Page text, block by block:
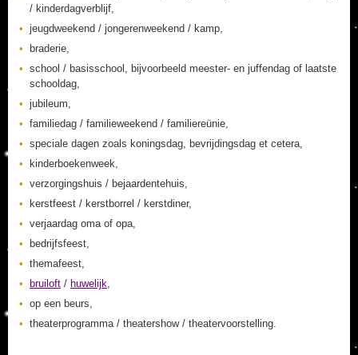
/ kinderdagverblijf,
jeugdweekend / jongerenweekend / kamp,
braderie,
school / basisschool, bijvoorbeeld meester- en juffendag of laatste
schooldag,
jubileum,
familiedag / familieweekend / familiereünie,
speciale dagen zoals koningsdag, bevrijdingsdag et cetera,
kinderboekenweek,
verzorgingshuis / bejaardentehuis,
kerstfeest / kerstborrel / kerstdiner,
verjaardag oma of opa,
bedrijfsfeest,
themafeest,
bruiloft / huwelijk,
op een beurs,
theaterprogramma / theatershow / theatervoorstelling.